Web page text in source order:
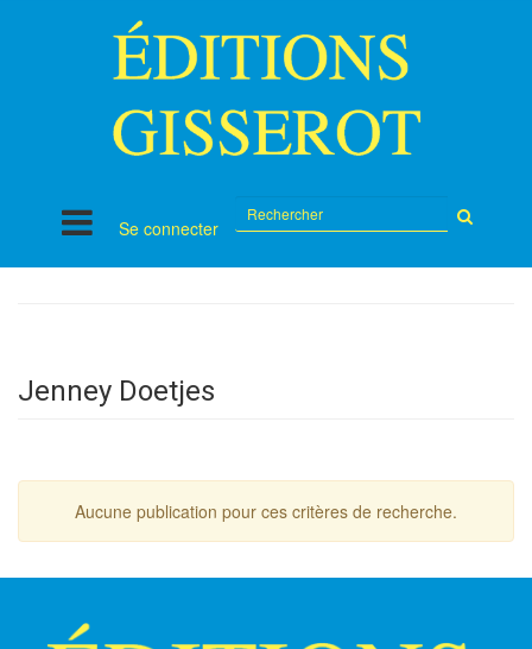
Se connecter
sur
Jenney Doetjes
Aucune publication pour ces critères de recherche.